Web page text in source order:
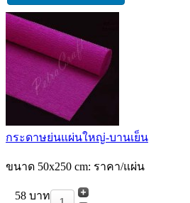
กระดาษย่นแผ่นใหญ่-บานเย็น
ขนาด 50x250 cm: ราคา/แผ่น
58 บาท